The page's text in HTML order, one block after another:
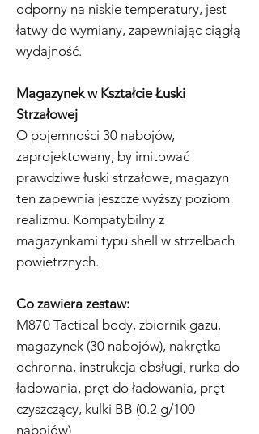
odporny na niskie temperatury, jest
łatwy do wymiany, zapewniając ciągłą
wydajność.
Magazynek w Kształcie Łuski
Strzałowej
O pojemności 30 nabojów,
zaprojektowany, by imitować
prawdziwe łuski strzałowe, magazyn
ten zapewnia jeszcze wyższy poziom
realizmu. Kompatybilny z
magazynkami typu shell w strzelbach
powietrznych.
Co zawiera zestaw:
M870 Tactical body, zbiornik gazu,
magazynek (30 nabojów), nakrętka
ochronna, instrukcja obsługi, rurka do
ładowania, pręt do ładowania, pręt
czyszczący, kulki BB (0.2 g/100
nabojów)